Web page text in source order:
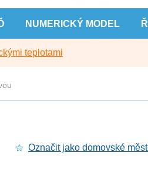
NUMERICKÝ MODEL
teplotami
Označit jako domovské